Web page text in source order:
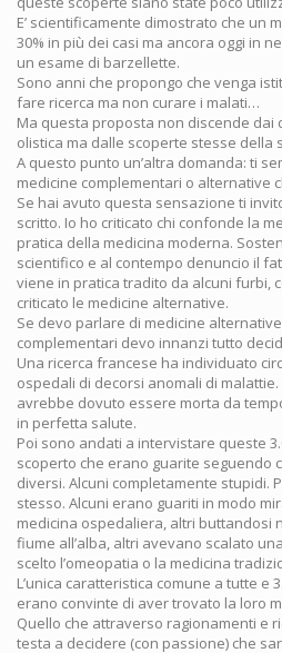
E’ scientificamente dimostrato che un
30% in più dei casi ma ancora oggi in
un esame di barzellette.
Sono anni che propongo che venga
fare ricerca ma non curare i malati…
Ma questa proposta non discende dai
olistica ma dalle scoperte stesse della
A questo punto un’altra domanda: ti
medicine complementari o alternative
Se hai avuto questa sensazione ti
scritto. Io ho criticato chi confonde la
pratica della medicina moderna.
scientifico e al contempo denuncio il
viene in pratica tradito da alcuni furbi,
criticato le medicine alternative.
Se devo parlare di medicine
complementari devo innanzi tutto
Una ricerca francese ha individuato
ospedali di decorsi anomali di
avrebbe dovuto essere morta da
in perfetta salute.
Poi sono andati a intervistare queste
scoperto che erano guarite seguendo
diversi. Alcuni completamente stupidi.
stesso. Alcuni erano guariti in modo
medicina ospedaliera, altri buttandosi
fiume all’alba, altri avevano scalato
scelto l’omeopatia o la medicina
L’unica caratteristica comune a tutte e
erano convinte di aver trovato la loro
Quello che attraverso ragionamenti e
testa a decidere (con passione) che